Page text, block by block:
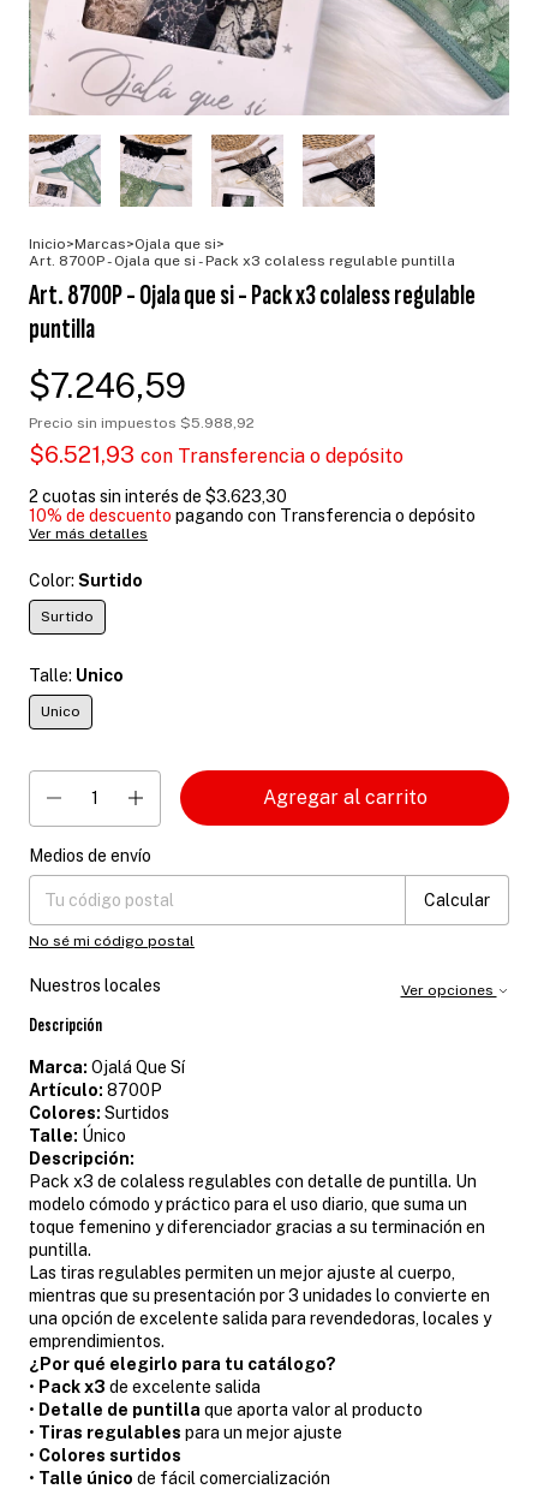
Inicio>Marcas>Ojala que si>
Art. 8700P - Ojala que si - Pack x3 colaless regulable puntilla
Art. 8700P - Ojala que si - Pack x3 colaless regulable
puntilla
$7.246,59
Precio sin impuestos $5.988,92
$6.521,93 con Transferencia o depósito
2 cuotas sin interés de $3.623,30
10% de descuento pagando con Transferencia o depósito
Ver más detalles
Color: Surtido
Surtido
Talle: Unico
Unico
Entregas para el CP:
Medios de envío
Calcular
No sé mi código postal
Nuestros locales Ver opciones
Descripción
Marca: Ojalá Que Sí
Artículo: 8700P
Colores: Surtidos
Talle: Único
Descripción:
Pack x3 de colaless regulables con detalle de puntilla. Un
modelo cómodo y práctico para el uso diario, que suma un
toque femenino y diferenciador gracias a su terminación en
puntilla.
Las tiras regulables permiten un mejor ajuste al cuerpo,
mientras que su presentación por 3 unidades lo convierte en
una opción de excelente salida para revendedoras, locales y
emprendimientos.
¿Por qué elegirlo para tu catálogo?
• Pack x3 de excelente salida
• Detalle de puntilla que aporta valor al producto
• Tiras regulables para un mejor ajuste
• Colores surtidos
• Talle único de fácil comercialización